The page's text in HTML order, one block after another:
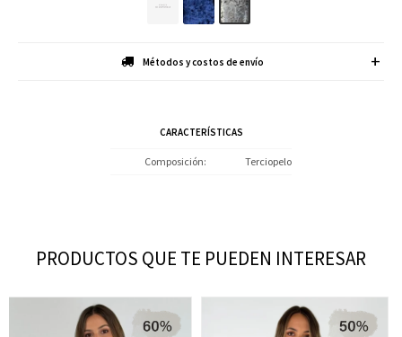
Métodos y costos de envío
CARACTERÍSTICAS
Composición Terciopelo
PRODUCTOS QUE TE PUEDEN INTERESAR